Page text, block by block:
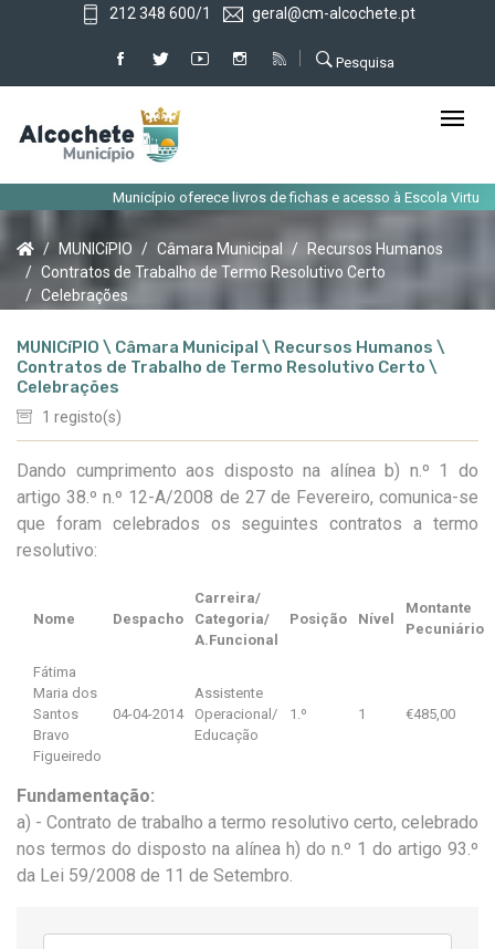
212 348 600/1 geral@cm-alcochete.pt
Pesquisa
Município oferece livros de fichas e acesso à Escola Virtual
MUNICíPIO Câmara Municipal
Recursos Humanos
Contratos de Trabalho de Termo Resolutivo Certo
Celebrações
MUNICíPIO \ Câmara Municipal \ Recursos Humanos \
Contratos de Trabalho de Termo Resolutivo Certo \
Celebrações
1 registo(s)
Dando cumprimento aos disposto na alínea b) n.º 1 do
artigo 38.º n.º 12-A/2008 de 27 de Fevereiro, comunica-se
que foram celebrados os seguintes contratos a termo
resolutivo:
Nome Despacho
Carreira/
Categoria/
A.Funcional
Posição Nível
Montante
Pecuniário
Fátima
Maria dos
Santos
Bravo
Figueiredo
04-04-2014
Assistente
Operacional/
Educação
1.º 1 €485,00
Fundamentação:
a) - Contrato de trabalho a termo resolutivo certo, celebrado
nos termos do disposto na alínea h) do n.º 1 do artigo 93.º
da Lei 59/2008 de 11 de Setembro.